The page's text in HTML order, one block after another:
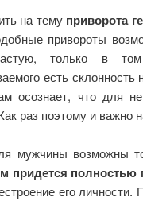
на тему приворота
привороты
только в
есть
осознает, что для
раз поэтому и важно
мужчины возможны
придется полностью
его